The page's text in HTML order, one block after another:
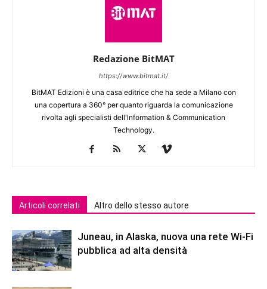
Redazione BitMAT
https://www.bitmat.it/
BitMAT Edizioni è una casa editrice che ha sede a Milano con
una copertura a 360° per quanto riguarda la comunicazione
rivolta agli specialisti dell'lnformation & Communication
Technology.
Articoli correlati Altro dello stesso autore
Juneau, in Alaska, nuova una rete Wi-Fi
pubblica ad alta densità